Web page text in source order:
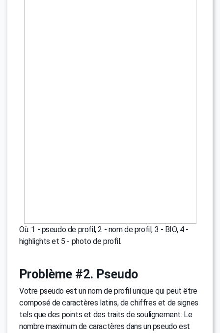
Où: 1 - pseudo de profil, 2 - nom de profil, 3 - BIO, 4 -
highlights et 5 - photo de profil.
Problème #2. Pseudo
Votre pseudo est un nom de profil unique qui peut être
composé de caractères latins, de chiffres et de signes
tels que des points et des traits de soulignement. Le
nombre maximum de caractères dans un pseudo est